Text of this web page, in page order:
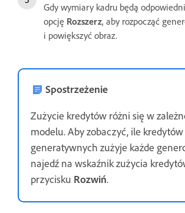
Gdy wymiary kadru będą
opcję Rozszerz, aby rozpocząć
i powiększyć obraz.
Spostrzeżenie
Zużycie kredytów różni się w
modelu. Aby zobaczyć, ile kredytów
generatywnych zużyje każde
najedź na wskaźnik zużycia
przycisku Rozwiń.